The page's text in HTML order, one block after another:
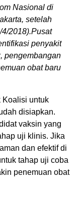
Nasional di
setelah
2018).Pusat
penyakit
pengembangan
obat baru
Koalisi untuk
disiapkan.
vaksin yang
uji klinis. Jika
dan efektif di
tahap uji coba
penemuan obat